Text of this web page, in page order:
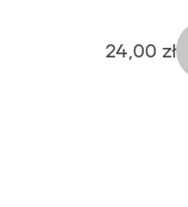
24,00 zł